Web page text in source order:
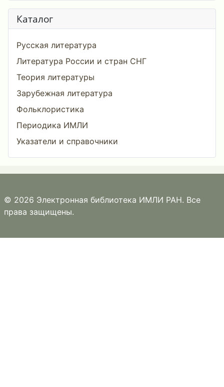
Каталог
Русская литература
Литература России и стран СНГ
Теория литературы
Зарубежная литература
Фольклористика
Периодика ИМЛИ
Указатели и справочники
© 2026 Электронная библиотека ИМЛИ РАН. Все
права защищены.